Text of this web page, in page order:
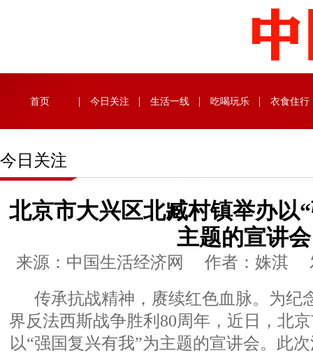
首页 今日关注 生活一线 吃喝玩乐 衣食住行
今日关注
北京市大兴区北臧村镇举办以
主题的宣讲会
来源：中国生活经济网 作者：姝淇
传承抗战精神，赓续红色血脉。为纪
界反法西斯战争胜利80周年，近日，北
以“强国复兴有我”为主题的宣讲会。此